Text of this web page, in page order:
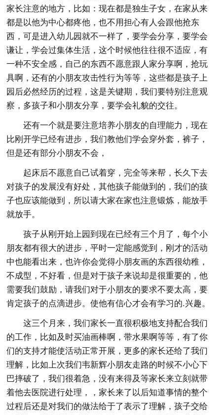
家长注意的地方，比如：现在都是独生子女，在家从来
都是以他为中心都疼他，也不用担心有人会跟他抢东
西，可是进入幼儿园就不一样了，要学会分享，要学会
谦让，学会过集体生活，这个时候他往往很不适应，有
一种不安全感，自己的东西不愿意跟人家分享啊，抢玩
具啊，还有的小朋友攻击性行为等等，这些都是孩子上
园后必然经历的过程，这是关键期，我们要特别注意观
察，多孩子和小朋友分享，要学会礼貌的交往。
还有一个就是要注意培养小朋友的自理能力，现在
比刚开学已经有进步，我们教他们学会穿外套，裤子，
但是还有部分小朋友不会，
起床后不愿意自己试着穿，完全等来帮，长久下去
对孩子的发展没有好处，其他孩子能做到的，我们的孩
子也应该能做到，所以请大家在家也注意锻炼，能放手
就放手。
孩子从刚开始上园到现在已经有三个月了，每个小
朋友都有很大的进步，平时一定能感觉到，刚才的活动
中也能看出来，也许你会觉得小朋友画的东西很幼稚，
不成型，不好看，但是对于孩子来说却是很重要的，他
需要我们鼓励，请我们对于小朋友的要求不要太高，要
肯定孩子的点滴进步。使他有信心才会有学习的.兴趣。
这三个月来，我们家长一直很积极地支持配合我们
的工作，比如及时买油画棒啊，带水果啊等等，有了你
们的支持才能使活动正常开展，更多的家长还给了我们
理解，比如上次我们韦新辉小朋友走路的时候不小心下
巴摔破了，我们很着急，没有来得及等家长来立刻就带
着他去医院进行处理，，家长来了以后知道事情的整个
过程后还是对我们的做法给于了表示了理解，孩子交给